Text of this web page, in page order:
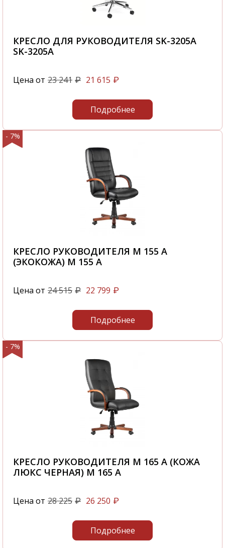
КРЕСЛО ДЛЯ РУКОВОДИТЕЛЯ SK-3205A
SK-3205A
Цена от 23 241 ₽ 21 615 ₽
Подробнее
- 7%
КРЕСЛО РУКОВОДИТЕЛЯ M 155 A
(ЭКОКОЖА) M 155 A
Цена от 24 515 ₽ 22 799 ₽
Подробнее
- 7%
КРЕСЛО РУКОВОДИТЕЛЯ M 165 A (КОЖА
ЛЮКС ЧЕРНАЯ) M 165 A
Цена от 28 225 ₽ 26 250 ₽
Подробнее